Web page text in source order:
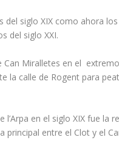
siglo XIX como ahora
del siglo XXI.
Miralletes en el
la calle de Rogent para
en el siglo XIX fue la
entre el Clot y el